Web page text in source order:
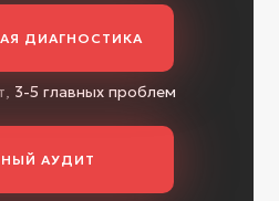
3-5 главных проблем
АУДИТ
ДИАГНОСТИКА